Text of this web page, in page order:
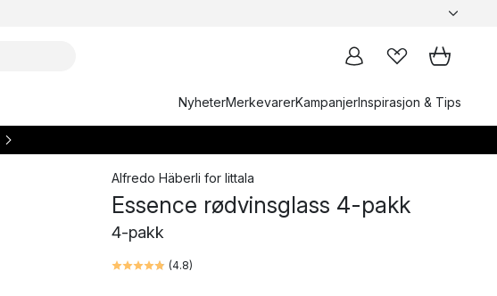
NyheterMerkevarerKampanjerInspirasjon & Tips
Alfredo Häberli for Iittala
Essence rødvinsglass 4-pakk
4-pakk
(4.8)